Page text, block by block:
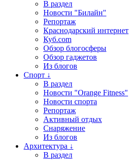
В раздел
Новости "Билайн"
Репортаж
Краснодарский интернет
Куб.com
Обзор блогосферы
Обзор гаджетов
Из блогов
Спорт ↓
В раздел
Новости "Orange Fitness"
Новости спорта
Репортаж
Активный отдых
Снаряжение
Из блогов
Архитектура ↓
В раздел